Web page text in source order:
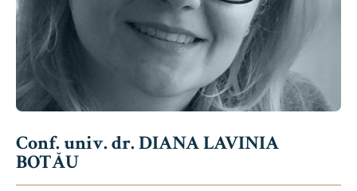
Conf. univ. dr. DIANA LAVINIA
BOTĂU